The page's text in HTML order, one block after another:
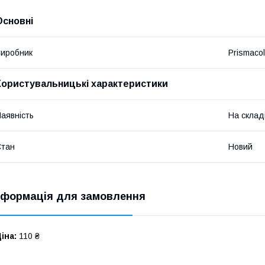
характеристики
На
Новий
для замовлення
110 ₴